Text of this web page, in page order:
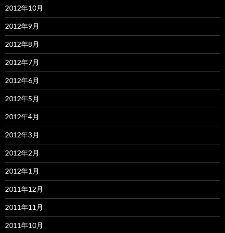
2012年10月
2012年9月
2012年8月
2012年7月
2012年6月
2012年5月
2012年4月
2012年3月
2012年2月
2012年1月
2011年12月
2011年11月
2011年10月